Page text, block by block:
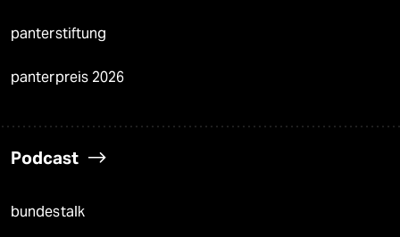
panterstiftung
panterpreis 2026
Podcast
bundestalk